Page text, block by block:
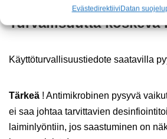
EvästedirektiiviDatan suojelu
Turvallisuutta koskeva
Käyttöturvallisuustiedote saatavilla
Tärkeä ! Antimikrobinen pysyvä
ei saa johtaa tarvittavien
laiminlyöntiin, jos saastuminen on